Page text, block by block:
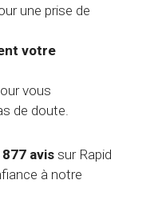
une prise de
votre
vous
de doute.
avis sur Rapid
à notre